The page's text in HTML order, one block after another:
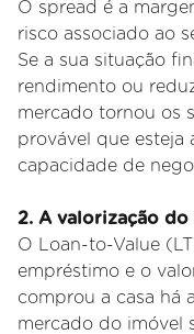
O spread é a
risco associado ao
Se a sua situação
rendimento ou
mercado tornou os
provável que esteja
capacidade de
2. A valorização do
O Loan-to-Value
empréstimo e o
comprou a casa há
mercado do imóvel